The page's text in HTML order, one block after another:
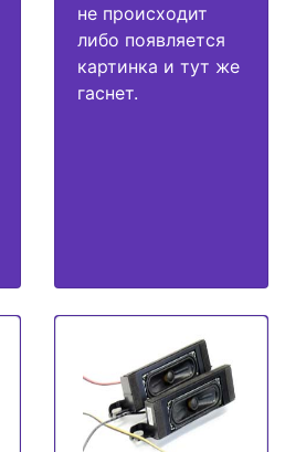
не происходит
либо появляется
картинка и тут же
гаснет.